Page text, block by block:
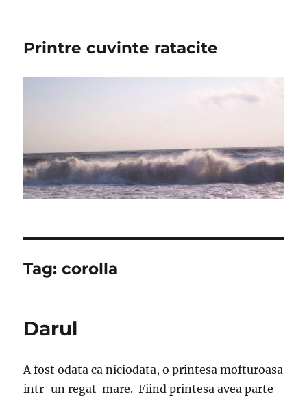
Printre cuvinte ratacite
Tag:corolla
Darul
A fost odata ca niciodata, o printesa mofturoasa
intr-un regat mare. Fiind printesa avea parte